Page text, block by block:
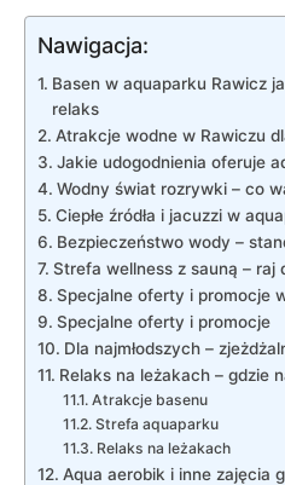
Nawigacja:
Basen w aquaparku Rawicz
relaks
Atrakcje wodne w Rawiczu
Jakie udogodnienia oferuje
Wodny świat rozrywki – co
Ciepłe źródła i jacuzzi w
Bezpieczeństwo wody –
Strefa wellness z sauną – raj
Specjalne oferty i promocje
Specjalne oferty i promocje
Dla najmłodszych –
Relaks na leżakach – gdzie
Atrakcje basenu
Strefa aquaparku
Relaks na leżakach
Aqua aerobik i inne zajęcia